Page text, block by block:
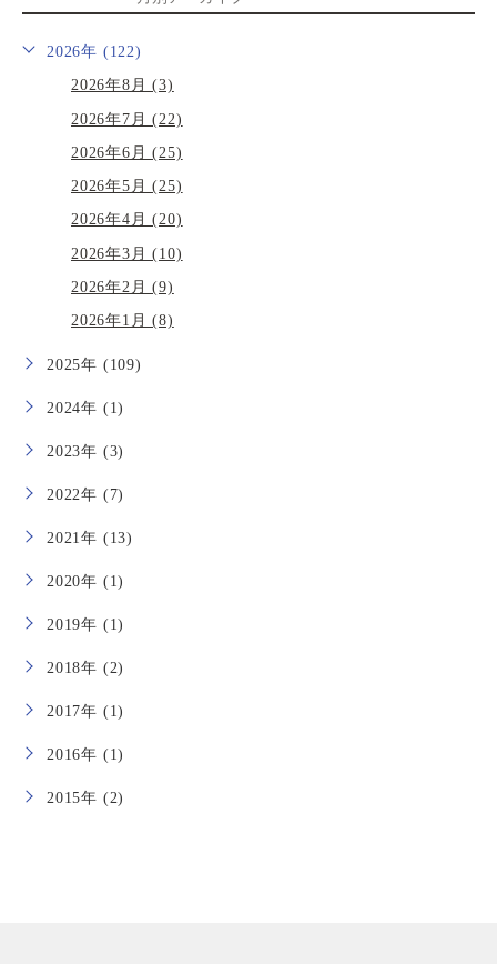
2026年 (122)
2026年8月 (3)
2026年7月 (22)
2026年6月 (25)
2026年5月 (25)
2026年4月 (20)
2026年3月 (10)
2026年2月 (9)
2026年1月 (8)
2025年 (109)
2024年 (1)
2023年 (3)
2022年 (7)
2021年 (13)
2020年 (1)
2019年 (1)
2018年 (2)
2017年 (1)
2016年 (1)
2015年 (2)